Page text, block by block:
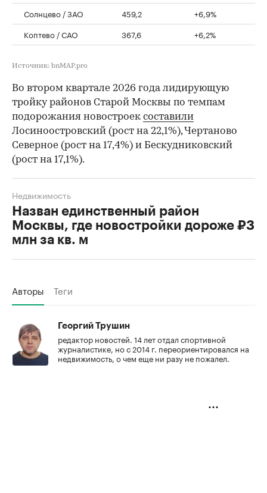
Солнцево / ЗАО
459,2
+6,9%
Коптево / САО
367,6 +6,2%
Источник: bnMAP.pro
Во втором квартале 2026 года лидирующую
тройку районов Старой Москвы по темпам
подорожания новостроек составили
Лосиноостровский (рост на 22,1%), Чертаново
Северное (рост на 17,4%) и Бескудниковский
(рост на 17,1%).
Назван единственный район
Москвы, где новостройки дороже ₽3
млн за кв. м
Недвижимость
Авторы Теги
Георгий Трушин
редактор новостей. 14 лет отдал спортивной
журналистике, но с 2014 г. переориентировался на
недвижимость, о чем еще ни разу не пожалел.